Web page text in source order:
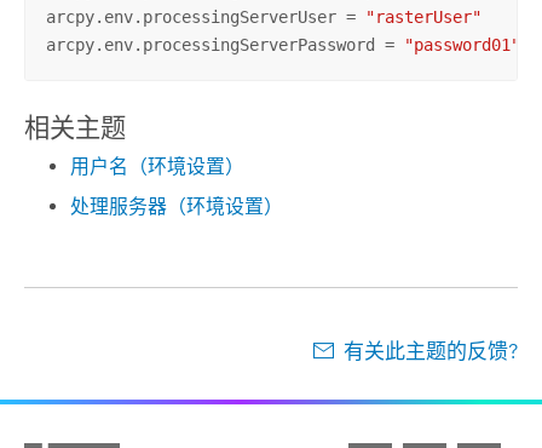
arcpy.env.processingServerUser =
"rasterUser"
arcpy.env.processingServerPassword =
"password01"
相关主题
用户名（环境设置）
处理服务器（环境设置）
有关此主题的反馈?